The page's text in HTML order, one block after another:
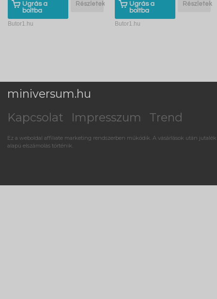
Ugrás a
boltba
Részletek
Butor1.hu
Ugrás a
boltba
Részletek
Butor1.hu
miniversum.hu
Kapcsolat
Impresszum Trend
Ez a weboldal affiliate marketing rendszerben működik. A vásárlások után jutalék
alapú elszámolás történik.